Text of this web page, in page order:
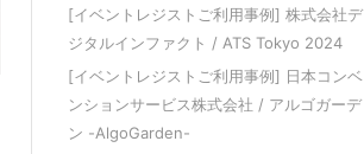
[イベントレジストご利用事例] 株式会社デ
ジタルインファクト / ATS Tokyo 2024
[イベントレジストご利用事例] 日本コンベ
ンションサービス株式会社 / アルゴガーデ
ン -AlgoGarden-